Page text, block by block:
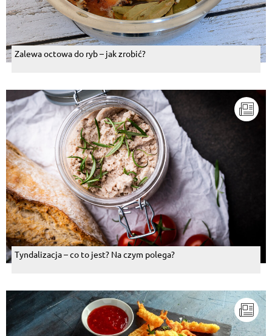
Zalewa octowa do ryb – jak zrobić?
Tyndalizacja – co to jest? Na czym polega?